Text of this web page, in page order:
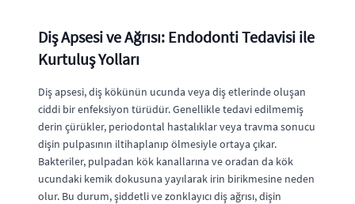
Diş Apsesi ve Ağrısı: Endodonti Tedavisi ile
Kurtuluş Yolları
Diş apsesi, diş kökünün ucunda veya diş etlerinde oluşan
ciddi bir enfeksiyon türüdür. Genellikle tedavi edilmemiş
derin çürükler, periodontal hastalıklar veya travma sonucu
dişin pulpasının iltihaplanıp ölmesiyle ortaya çıkar.
Bakteriler, pulpadan kök kanallarına ve oradan da kök
ucundaki kemik dokusuna yayılarak irin birikmesine neden
olur. Bu durum, şiddetli ve zonklayıcı diş ağrısı, dişin